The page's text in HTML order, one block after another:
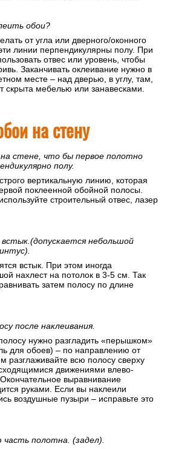
обои?
от угла или дверного/оконного
линии перпендикулярны полу. При
отвес или уровень, чтобы
Заканчивать оклеивание нужно в
месте – над дверью, в углу, там,
скрыта мебелью или занавесками.
на стену
стене, что бы первое полотно
полу.
вертикальную линию, которая
поклеенной обойной полосы.
строительный отвес, лазер
небольшой
встык. При этом иногда
нахлест на потолок в 3-5 см. Так
затем полосу по длине
после наклеивания.
нужно разгладить «перышком»
для обоев) – по направлению от
разглаживайте всю полосу сверху
движениями влево-
выравнивание
руками. Если вы наклеили
воздушные пузыри – исправьте это
полотна. (задел).